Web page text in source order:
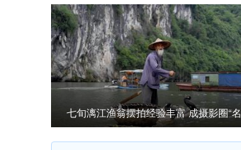
七旬漓江渔翁摆拍经验丰富 成摄影圈“名